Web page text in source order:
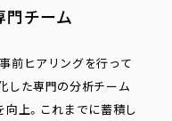
チーム
前ヒアリングを行って
した専門の分析チーム
向上。これまでに蓄積し